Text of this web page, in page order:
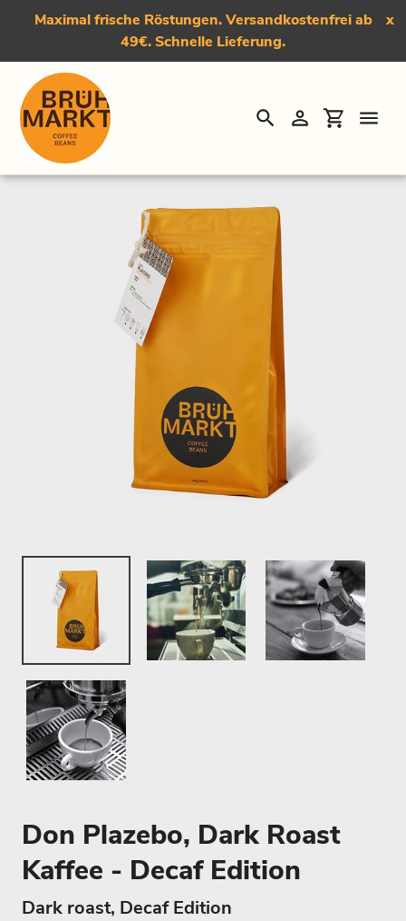
Direkt
Maximal frische Röstungen. Versandkostenfrei ab
49€. Schnelle Lieferung.
x
SuchenEinloggen
Startseite › Don Plazebo, Dark Roast Kaffee - Decaf Edition
Don Plazebo, Dark Roast
Kaffee - Decaf Edition
Dark roast, Decaf Edition